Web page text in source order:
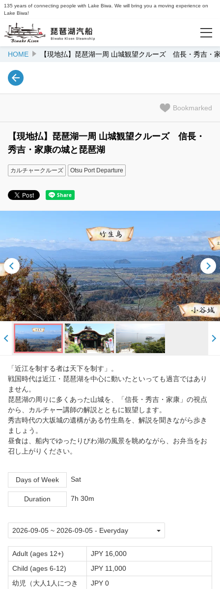
135 years of connecting people with Lake Biwa. We will bring you a moving experience on
Lake Biwa!
Popularity Ranking
Recently Viewed
Info
Lake Biwa Kisen Official Website
Login/Reservations
HOME 【現地払】琵琶湖一周 山城観望クルーズ 信長・秀吉・
【現地払】琵琶湖一周 山城観望クルーズ 信長・
秀吉・家康の城と琵琶湖
Bookmarked
カルチャークルーズ Otsu Port Departure
「近江を制する者は天下を制す」。
戦国時代は近江・琵琶湖を中心に動いたといっても過言ではあり
ません。
琵琶湖の周りに多くあった山城を、「信長・秀吉・家康」の視点
から、カルチャー講師の解説とともに観望します。
秀吉時代の大坂城の遺構がある竹生島を、解説を聞きながら歩き
ましょう。
昼食は、船内でゆったりびわ湖の風景を眺めながら、お弁当をお
召し上がりください。
Days of Week Sat
Duration 7h 30m
Adult (ages 12+)
JPY 16,000
Child (ages 6-12)
JPY 11,000
幼児（大人1人につき
JPY 0